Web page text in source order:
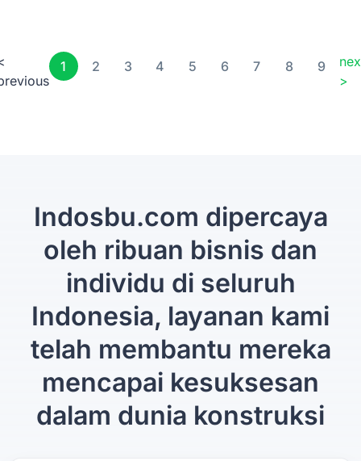
1 2 3 4 5 6 7 8 9
>
Indosbu.com dipercaya
oleh ribuan bisnis dan
individu di seluruh
Indonesia, layanan kami
telah membantu mereka
mencapai kesuksesan
dalam dunia konstruksi